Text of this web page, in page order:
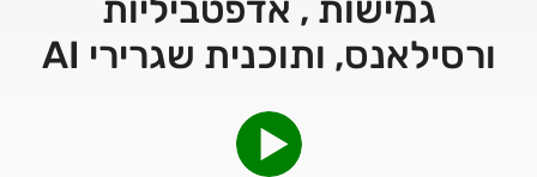
גמישות , אדפטביליות
ורסילאנס, ותוכנית שגרירי AI